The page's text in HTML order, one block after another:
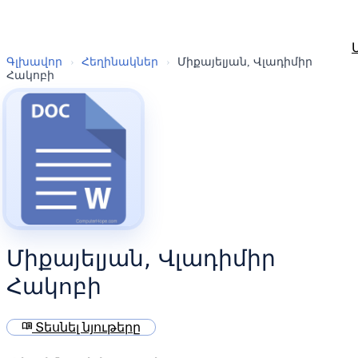
Գլխավոր › Հեղինակներ ›
Միքայելյան, Վլադիմիր
Հակոբի
Միքայելյան, Վլադիմիր
Հակոբի
menu_book Տեսնել նյութերը